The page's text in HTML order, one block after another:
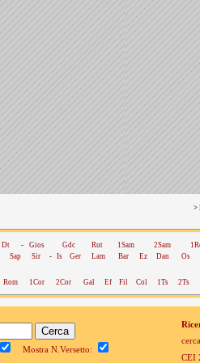
>
Dt - Gios Gdc Rut 1Sam 2Sam
Sap Sir - Is Ger Lam Bar Ez Dan Os
Rom 1Cor 2Cor Gal Ef Fil Col 1Ts 2Ts
Mostra N.Versetto:
CEI